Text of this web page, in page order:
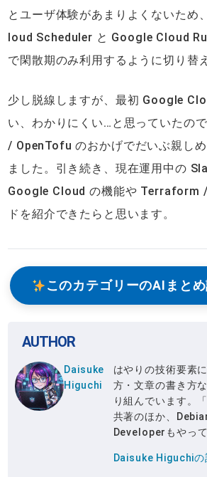
とユーザ体験があまりよくないため
loud Scheduler と Google Cloud
で閑散期のみ利用するように切り替
少し脱線しますが、最初 Google
い、わかりにくい…と思っていたの
/ OpenTofu のおかげでだいぶ親し
ました。引き続き、現在運用中の
Google Cloud の機能や Terraform
ドを紹介できたらと思います。
このカテゴリーのAIまと
AUTHOR
Daisuke
Higuchi
はやりの技術要素
方・文章の書き方
り組んでいます。
共著のほか、
Developerもやって
Daisuke Higuchiの